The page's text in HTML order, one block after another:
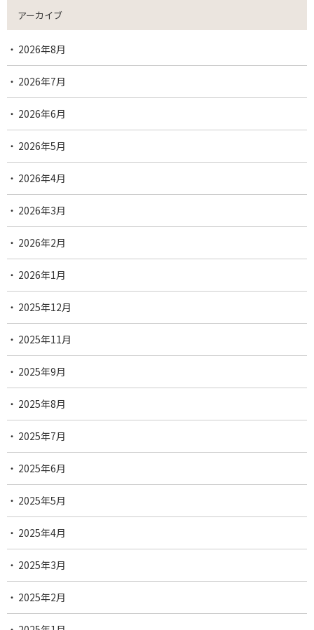
アーカイブ
2026年8月
2026年7月
2026年6月
2026年5月
2026年4月
2026年3月
2026年2月
2026年1月
2025年12月
2025年11月
2025年9月
2025年8月
2025年7月
2025年6月
2025年5月
2025年4月
2025年3月
2025年2月